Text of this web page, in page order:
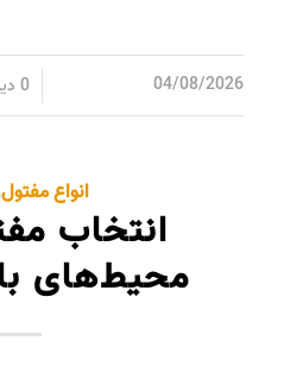
04/08/2026 0 دیدگاه
انواع مفتول
انتخاب
محیط‌های